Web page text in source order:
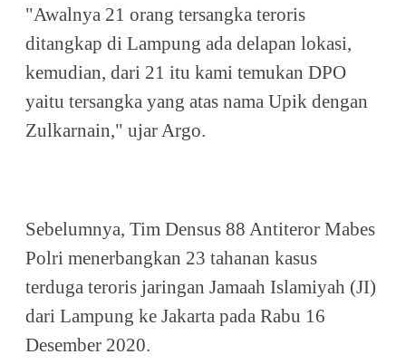
"Awalnya 21 orang tersangka teroris
ditangkap di Lampung ada delapan lokasi,
kemudian, dari 21 itu kami temukan DPO
yaitu tersangka yang atas nama Upik dengan
Zulkarnain," ujar Argo.
Sebelumnya, Tim Densus 88 Antiteror Mabes
Polri menerbangkan 23 tahanan kasus
terduga teroris jaringan Jamaah Islamiyah (JI)
dari Lampung ke Jakarta pada Rabu 16
Desember 2020.